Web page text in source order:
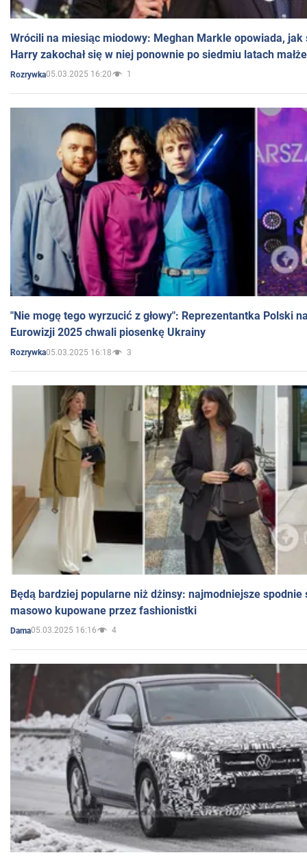
Wrócili na miesiąc miodowy: Meghan Markle opowiada, jak
Harry zakochał się w niej ponownie po siedmiu latach
Rozrywka05.03.2025 16:20 1
"Nie mogę tego wyrzucić z głowy": Reprezentantka Polski
Eurowizji 2025 chwali piosenkę Ukrainy
Rozrywka05.03.2025 16:18 3
Będą bardziej popularne niż dżinsy: najmodniejsze spodnie
masowo kupowane przez fashionistki
Dama05.03.2025 16:16 4